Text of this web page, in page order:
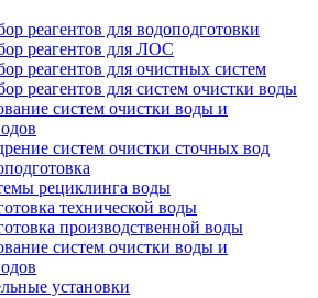
реагентов для водоподготовки
реагентов для ЛОС
реагентов для очистных систем
реагентов для систем очистки воды
систем очистки воды и
систем очистки сточных вод
рециклинга воды
технической воды
производственной воды
систем очистки воды и
установки